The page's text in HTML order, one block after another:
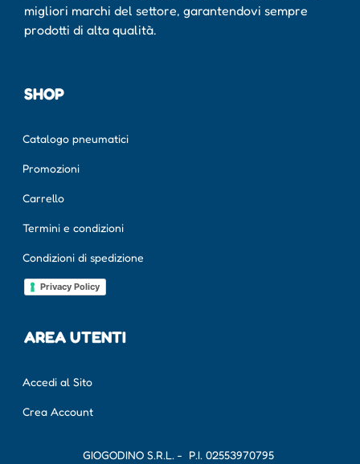
migliori marchi del settore, garantendovi sempre
prodotti di alta qualità.
SHOP
Catalogo pneumatici
Promozioni
Carrello
Termini e condizioni
Condizioni di spedizione
Privacy Policy
AREA UTENTI
Accedi al Sito
Crea Account
GIOGODINO S.R.L. - P.I. 02553970795